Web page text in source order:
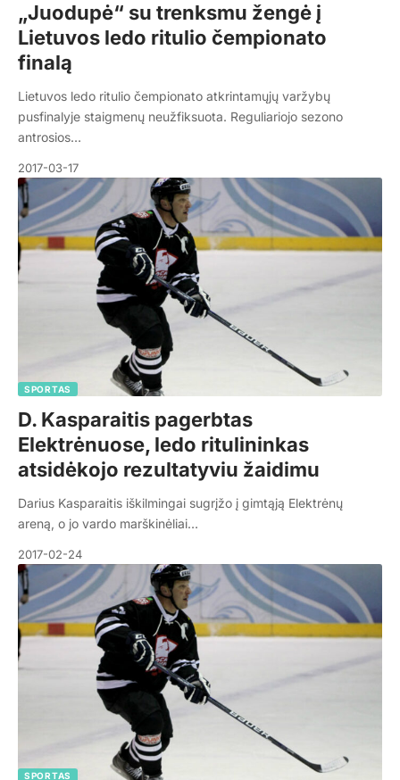
„Juodupė“ su trenksmu žengė į
Lietuvos ledo ritulio čempionato
finalą
Lietuvos ledo ritulio čempionato atkrintamųjų varžybų
pusfinalyje staigmenų neužfiksuota. Reguliariojo sezono
antrosios…
2017-03-17
SPORTAS
D. Kasparaitis pagerbtas
Elektrėnuose, ledo ritulininkas
atsidėkojo rezultatyviu žaidimu
Darius Kasparaitis iškilmingai sugrįžo į gimtąją Elektrėnų
areną, o jo vardo marškinėliai…
2017-02-24
SPORTAS